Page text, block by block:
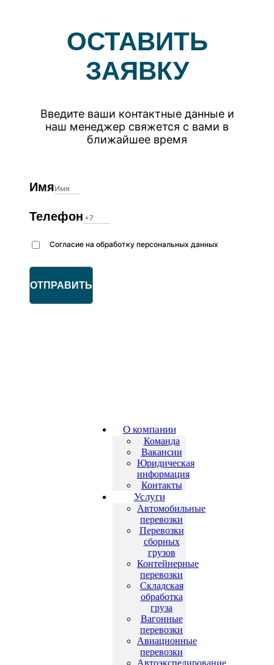
ОСТАВИТЬ
ЗАЯВКУ
Введите ваши контактные данные и
наш менеджер свяжется с вами в
ближайшее время
Имя
Телефон
Согласие на обработку персональных данных
ОТПРАВИТЬ
О компании
Команда
Вакансии
Юридическая
информация
Контакты
Услуги
Автомобильные
перевозки
Перевозки
сборных
грузов
Контейнерные
перевозки
Складская
обработка
груза
Вагонные
перевозки
Авиационные
перевозки
Автоэкспедирование